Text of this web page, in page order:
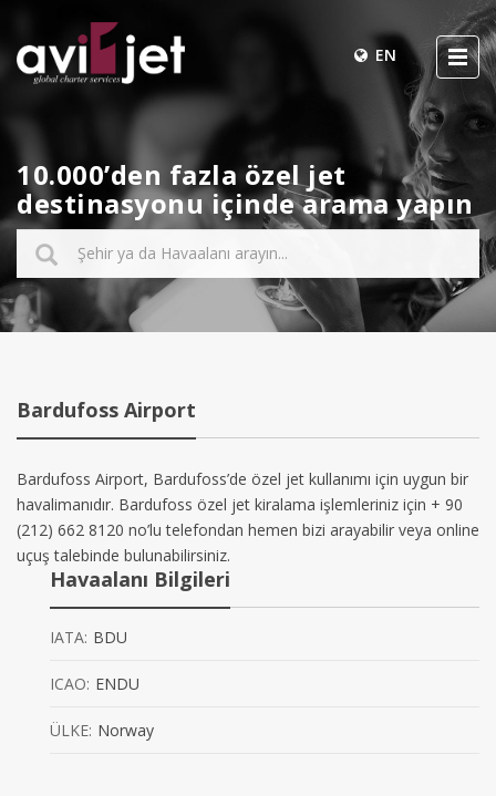
EN
10.000’den fazla özel jet
destinasyonu içinde arama yapın
Bardufoss Airport
Bardufoss Airport, Bardufoss’de özel jet kullanımı için uygun bir
havalimanıdır. Bardufoss özel jet kiralama işlemleriniz için + 90
(212) 662 8120 no’lu telefondan hemen bizi arayabilir veya online
uçuş talebinde bulunabilirsiniz.
Havaalanı Bilgileri
IATA: BDU
ICAO: ENDU
ÜLKE: Norway